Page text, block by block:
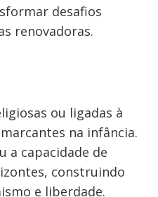
desafios
renovadoras.
ou ligadas à
na infância.
a capacidade de
construindo
e liberdade.